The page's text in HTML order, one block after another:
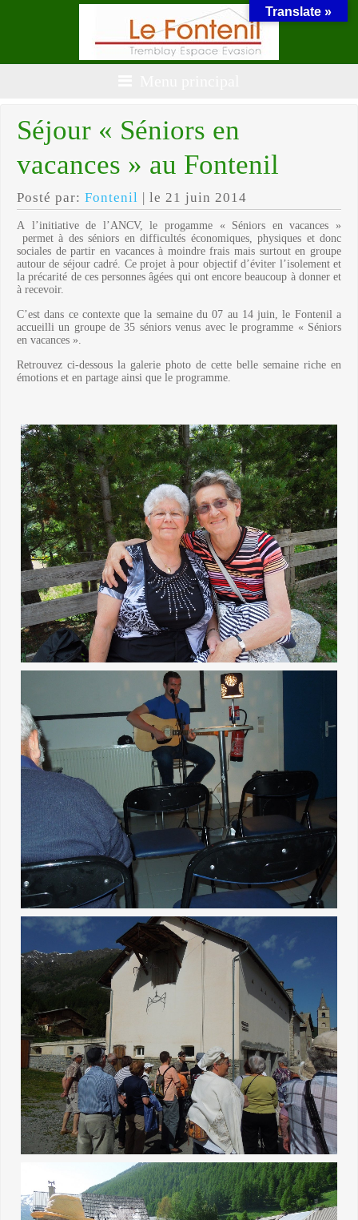
Séjour « Séniors en
vacances » au Fontenil
Posté par: Fontenil | le 21 juin 2014
A l’initiative de l’ANCV, le progamme « Séniors en vacances »
permet à des séniors en difficultés économiques, physiques et donc
sociales de partir en vacances à moindre frais mais surtout en groupe
autour de séjour cadré. Ce projet à pour objectif d’éviter l’isolement et
la précarité de ces personnes âgées qui ont encore beaucoup à donner et
à recevoir.
C’est dans ce contexte que la semaine du 07 au 14 juin, le Fontenil a
accueilli un groupe de 35 séniors venus avec le programme « Séniors
en vacances ».
Retrouvez ci-dessous la galerie photo de cette belle semaine riche en
émotions et en partage ainsi que le programme.
Translate »